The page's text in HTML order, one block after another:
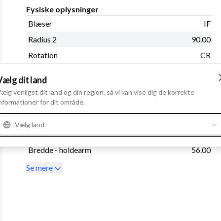
Fysiske oplysninger
Blæser
IF
Radius 2
90.00
Rotation
CR
Radius
Remskive
Uden
Størrelse Holdearmshul 1
10.00
Bredde - holdearm
56.00
Se mere
dit land
venligst dit land og din region, så vi kan vise dig de korrekte
for dit område.
Vælg land